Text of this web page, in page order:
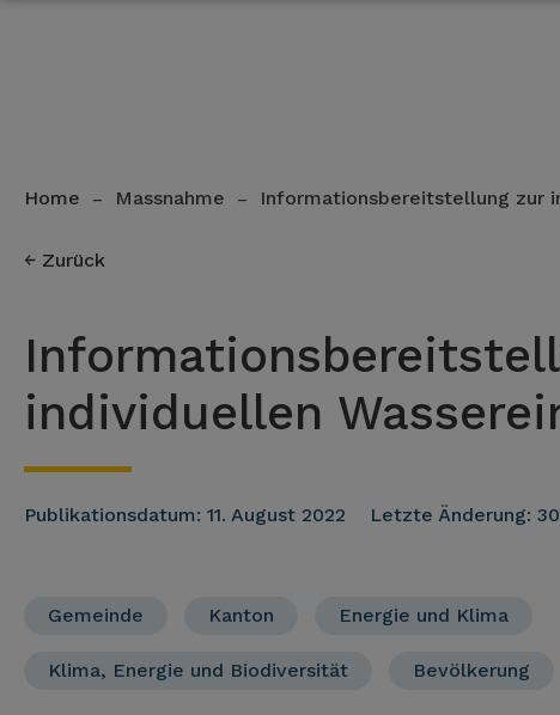
Home – Massnahme – Informationsbereitstellung zur
Zurück
individuellen
Publikationsdatum: 11. August 2022 Letzte Änderung:
Gemeinde Kanton Energie und Klima
Klima, Energie und Biodiversität Bevölkerung